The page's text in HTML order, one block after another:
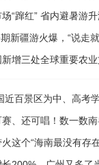
“蹿红” 省内避暑游升
新疆游火爆，“说走
新增三处全球重要农
近百景区为中、高考
、还可唱！数一数
这个“海南最没有存